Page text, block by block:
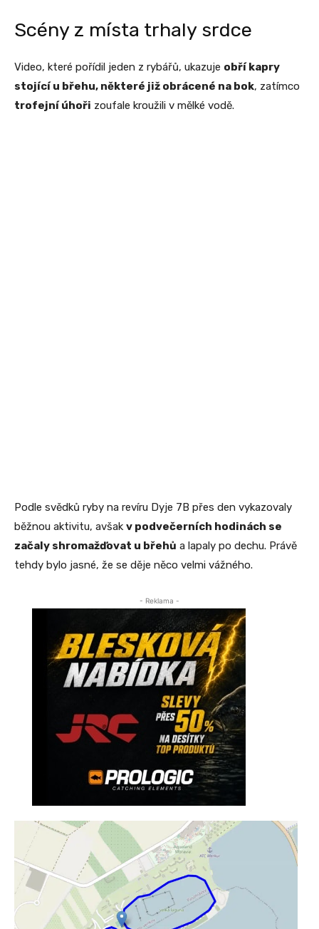
Scény z místa trhaly srdce
Video, které pořídil jeden z rybářů, ukazuje obří kapry
stojící u břehu, některé již obrácené na bok, zatímco
trofejní úhoři zoufale kroužili v mělké vodě.
Podle svědků ryby na revíru Dyje 7B přes den vykazovaly
běžnou aktivitu, avšak v podvečerních hodinách se
začaly shromažďovat u břehů a lapaly po dechu. Právě
tehdy bylo jasné, že se děje něco velmi vážného.
- Reklama -